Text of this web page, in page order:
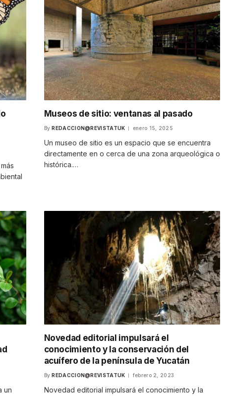
Museos de sitio: ventanas al pasado
By REDACCION@REVISTATUK enero 15, 2025
Un museo de sitio es un espacio que se encuentra
directamente en o cerca de una zona arqueológica o
histórica.…
un
Novedad editorial impulsará el
conocimiento y la conservación del
acuífero de la península de Yucatán
By REDACCION@REVISTATUK febrero 2, 2023
Novedad editorial impulsará el conocimiento y la